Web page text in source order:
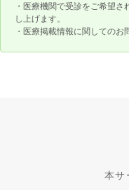
・医療機関で受診をご希望
し上げます。
・医療掲載情報に関してのお
本サ